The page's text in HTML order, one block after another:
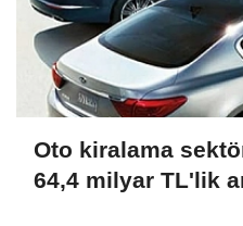
Oto kiralama
64,4 milyar TL'lik